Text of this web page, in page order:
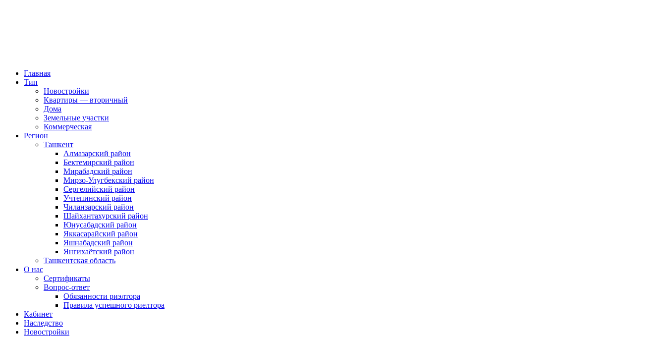
Главная
Тип
Новостройки
Квартиры — вторичный
Дома
Земельные участки
Коммерческая
Регион
Ташкент
Алмазарский район
Бектемирский район
Мирабадский район
Мирзо-Улугбекский район
Сергелийский район
Учтепинский район
Чиланзарский район
Шайхантахурский район
Юнусабадский район
Яккасарайский район
Яшнабадский район
Янгихаётский район
Ташкентская область
О нас
Сертификаты
Вопрос-ответ
Обязанности риэлтора
Правила успешного риелтора
Кабинет
Наследство
Новостройки